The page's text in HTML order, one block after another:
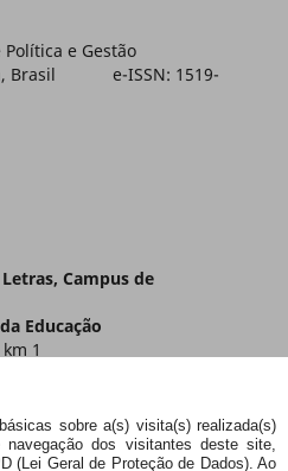
sobre a(s) visita(s) realizada(s)
navegação dos visitantes deste site,
(Lei Geral de Proteção de Dados). Ao
e Gestão
Brasil e-ISSN: 1519-
Campus de
Educação
1